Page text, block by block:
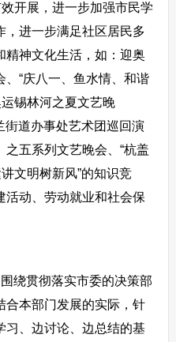
开展，进一步加强市民学
，进一步满足社区居民多
精神文化生活，如：迎奥
“庆八一、鱼水情、和谐
锡林河之夏文艺晚
街道办事处艺术团巡回演
五系列文艺晚会、“杭盖
文明树新风”的知识竞
活动、劳动就业和社会保
贯彻落实市委的决策部
合本部门发展的实际，针
习、边讨论、边总结的基